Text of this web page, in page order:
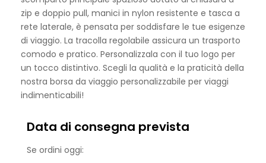
zip e doppio pull, manici in nylon resistente e tasca a
rete laterale, è pensata per soddisfare le tue esigenze
di viaggio. La tracolla regolabile assicura un trasporto
comodo e pratico. Personalizzala con il tuo logo per
un tocco distintivo. Scegli la qualità e la praticità della
nostra borsa da viaggio personalizzabile per viaggi
indimenticabili!
Data di consegna prevista
Se ordini oggi: